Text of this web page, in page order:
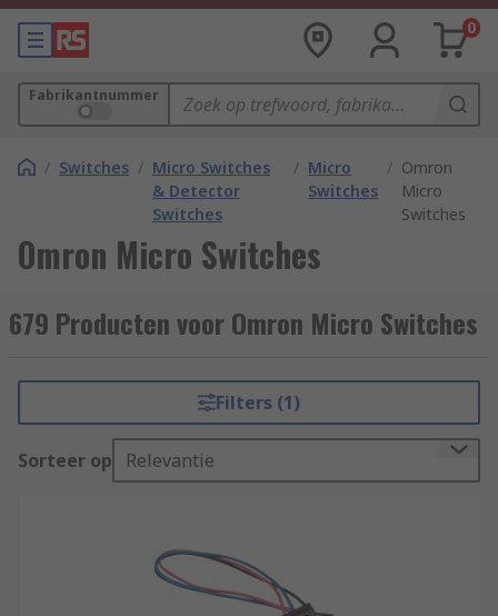
0
Fabrikantnummer
/ Switches / Micro Switches
& Detector
Switches
/ Micro
Switches
/ Omron
Micro
Switches
Omron Micro Switches
679 Producten voor Omron Micro Switches
Filters (1)
Sorteer op Relevantie